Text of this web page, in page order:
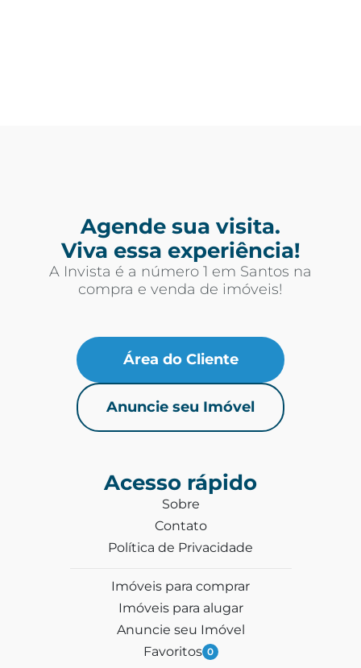
Agende sua visita.
Viva essa experiência!
A Invista é a número 1 em Santos na
compra e venda de imóveis!
Área do Cliente
Anuncie seu Imóvel
Acesso rápido
Sobre
Contato
Política de Privacidade
Imóveis para comprar
Imóveis para alugar
Anuncie seu Imóvel
Favoritos 0